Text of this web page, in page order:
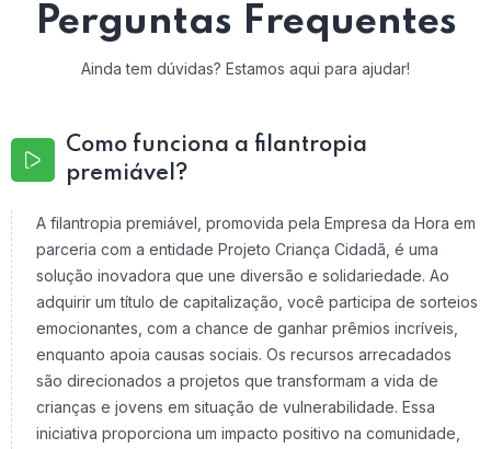
Perguntas Frequentes
Ainda tem dúvidas? Estamos aqui para ajudar!
Como funciona a filantropia
premiável?
A filantropia premiável, promovida pela Empresa da Hora em
parceria com a entidade Projeto Criança Cidadã, é uma
solução inovadora que une diversão e solidariedade. Ao
adquirir um título de capitalização, você participa de sorteios
emocionantes, com a chance de ganhar prêmios incríveis,
enquanto apoia causas sociais. Os recursos arrecadados
são direcionados a projetos que transformam a vida de
crianças e jovens em situação de vulnerabilidade. Essa
iniciativa proporciona um impacto positivo na comunidade,